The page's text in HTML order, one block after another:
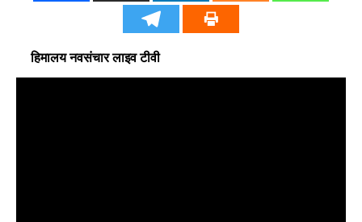
हिमालय नवसंचार लाइव टीवी